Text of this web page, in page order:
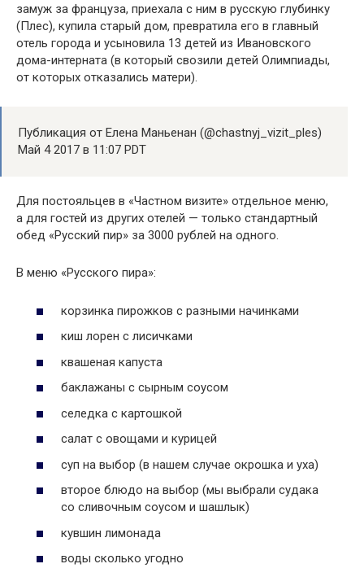
замуж за француза, приехала с ним в русскую глубинку
(Плес), купила старый дом, превратила его в главный
отель города и усыновила 13 детей из Ивановского
дома-интерната (в который свозили детей Олимпиады,
от которых отказались матери).
Публикация от Елена Маньенан (@chastnyj_vizit_ples)
Май 4 2017 в 11:07 PDT
Для постояльцев в «Частном визите» отдельное меню,
а для гостей из других отелей — только стандартный
обед «Русский пир» за 3000 рублей на одного.
В меню «Русского пира»:
корзинка пирожков с разными начинками
киш лорен с лисичками
квашеная капуста
баклажаны с сырным соусом
селедка с картошкой
салат с овощами и курицей
суп на выбор (в нашем случае окрошка и уха)
второе блюдо на выбор (мы выбрали судака
со сливочным соусом и шашлык)
кувшин лимонада
воды сколько угодно